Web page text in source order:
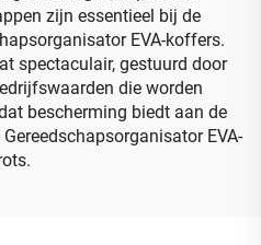
zijn essentieel bij de
EVA-koffers.
spectaculair, gestuurd door
die worden
bescherming biedt aan de
EVA-